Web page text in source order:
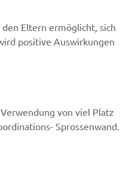
Eltern ermöglicht, sich
positive Auswirkungen
von viel Platz
Sprossenwand.